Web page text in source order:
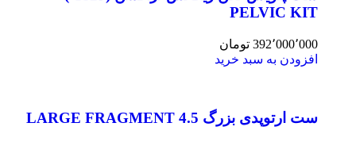
PELVIC KIT
392٬000٬000 تومان
افزودن به سبد خرید
ست ارتوپدی بزرگ 4.5 LARGE FRAGMENT